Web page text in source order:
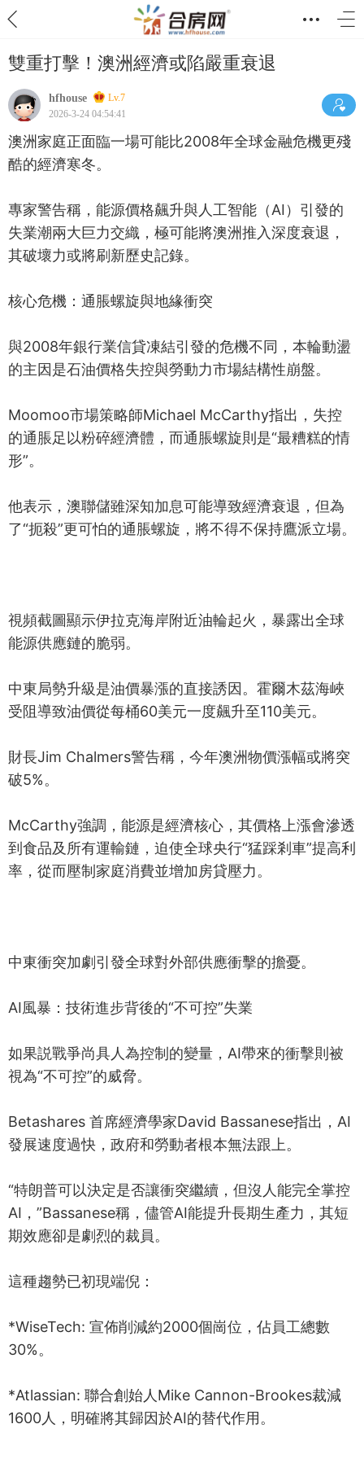
雙重打擊！澳洲經濟或陷嚴重衰退
hfhouse
Lv.7
2026-3-24 04:54:41
澳洲家庭正面臨一場可能比2008年全球金融危機更殘
酷的經濟寒冬。
專家警告稱，能源價格飆升與人工智能（AI）引發的
失業潮兩大巨力交織，極可能將澳洲推入深度衰退，
其破壞力或將刷新歷史記錄。
核心危機：通脹螺旋與地緣衝突
與2008年銀行業信貸凍結引發的危機不同，本輪動盪
的主因是石油價格失控與勞動力市場結構性崩盤。
Moomoo市場策略師Michael McCarthy指出，失控
的通脹足以粉碎經濟體，而通脹螺旋則是“最糟糕的情
形”。
他表示，澳聯儲雖深知加息可能導致經濟衰退，但為
了“扼殺”更可怕的通脹螺旋，將不得不保持鷹派立場。
視頻截圖顯示伊拉克海岸附近油輪起火，暴露出全球
能源供應鏈的脆弱。
中東局勢升級是油價暴漲的直接誘因。霍爾木茲海峽
受阻導致油價從每桶60美元一度飆升至110美元。
財長Jim Chalmers警告稱，今年澳洲物價漲幅或將突
破5%。
McCarthy強調，能源是經濟核心，其價格上漲會滲透
到食品及所有運輸鏈，迫使全球央行“猛踩剎車”提高利
率，從而壓制家庭消費並增加房貸壓力。
中東衝突加劇引發全球對外部供應衝擊的擔憂。
AI風暴：技術進步背後的“不可控”失業
如果説戰爭尚具人為控制的變量，AI帶來的衝擊則被
視為“不可控”的威脅。
Betashares 首席經濟學家David Bassanese指出，AI
發展速度過快，政府和勞動者根本無法跟上。
“特朗普可以決定是否讓衝突繼續，但沒人能完全掌控
AI，”Bassanese稱，儘管AI能提升長期生產力，其短
期效應卻是劇烈的裁員。
這種趨勢已初現端倪：
*WiseTech: 宣佈削減約2000個崗位，佔員工總數
30%。
*Atlassian: 聯合創始人Mike Cannon-Brookes裁減
1600人，明確將其歸因於AI的替代作用。